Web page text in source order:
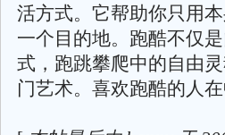
活方式。它帮助你只用
一个目的地。跑酷不仅
式，跑跳攀爬中的自由
门艺术。喜欢跑酷的人